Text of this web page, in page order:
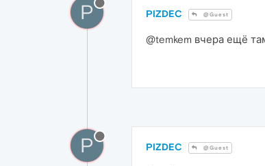
P PIZDEC @Guest
@temkem вчера ещё
P PIZDEC @Guest